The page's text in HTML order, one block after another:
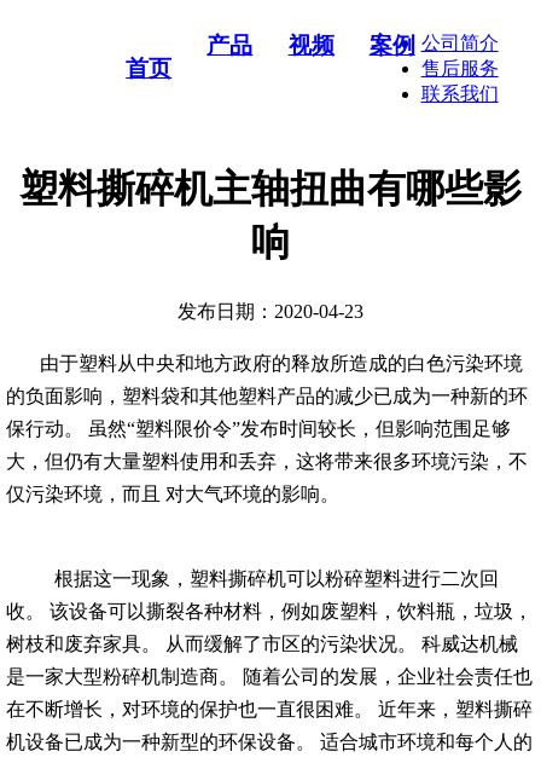
首页
产品 视频 案例 公司简介
售后服务
联系我们
塑料撕碎机主轴扭曲有哪些影
响
发布日期：2020-04-23
由于塑料从中央和地方政府的释放所造成的白色污染环境
的负面影响，塑料袋和其他塑料产品的减少已成为一种新的环
保行动。 虽然“塑料限价令”发布时间较长，但影响范围足够
大，但仍有大量塑料使用和丢弃，这将带来很多环境污染，不
仅污染环境，而且 对大气环境的影响。
根据这一现象，塑料撕碎机可以粉碎塑料进行二次回
收。 该设备可以撕裂各种材料，例如废塑料，饮料瓶，垃圾，
树枝和废弃家具。 从而缓解了市区的污染状况。 科威达机械
是一家大型粉碎机制造商。 随着公司的发展，企业社会责任也
在不断增长，对环境的保护也一直很困难。 近年来，塑料撕碎
机设备已成为一种新型的环保设备。 适合城市环境和每个人的